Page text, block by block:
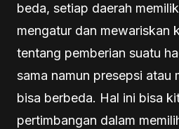
beda, setiap daerah
mengatur dan mewariskan
tentang pemberian suatu
sama namun presepsi atau
bisa berbeda. Hal ini bisa
pertimbangan dalam